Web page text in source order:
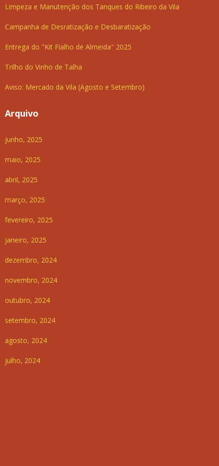
Limpeza e Manutenção dos Tanques do Ribeiro da Vila
Campanha de Desratização e Desbaratização
Entrega do "Kit Fialho de Almeida" 2025
Trilho do Vinho de Talha
Aviso: Mercado da Vila (Agosto e Setembro)
Arquivo
junho, 2025
maio, 2025
abril, 2025
março, 2025
fevereiro, 2025
janeiro, 2025
dezembro, 2024
novembro, 2024
outubro, 2024
setembro, 2024
agosto, 2024
julho, 2024